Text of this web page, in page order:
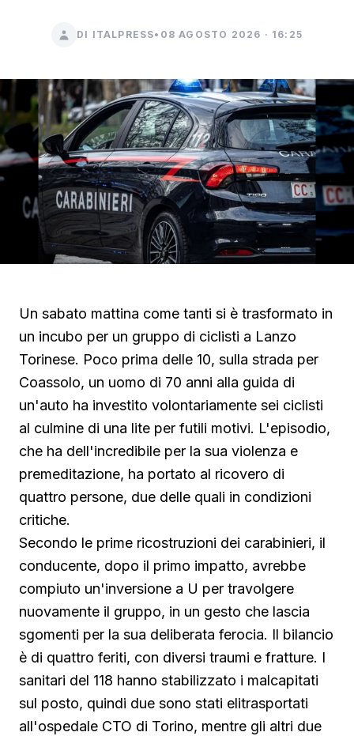
DI ITALPRESS• 08 AGOSTO 2026 · 16:25
Un sabato mattina come tanti si è trasformato in
un incubo per un gruppo di ciclisti a Lanzo
Torinese. Poco prima delle 10, sulla strada per
Coassolo, un uomo di 70 anni alla guida di
un'auto ha investito volontariamente sei ciclisti
al culmine di una lite per futili motivi. L'episodio,
che ha dell'incredibile per la sua violenza e
premeditazione, ha portato al ricovero di
quattro persone, due delle quali in condizioni
critiche.
Secondo le prime ricostruzioni dei carabinieri, il
conducente, dopo il primo impatto, avrebbe
compiuto un'inversione a U per travolgere
nuovamente il gruppo, in un gesto che lascia
sgomenti per la sua deliberata ferocia. Il bilancio
è di quattro feriti, con diversi traumi e fratture. I
sanitari del 118 hanno stabilizzato i malcapitati
sul posto, quindi due sono stati elitrasportati
all'ospedale CTO di Torino, mentre gli altri due